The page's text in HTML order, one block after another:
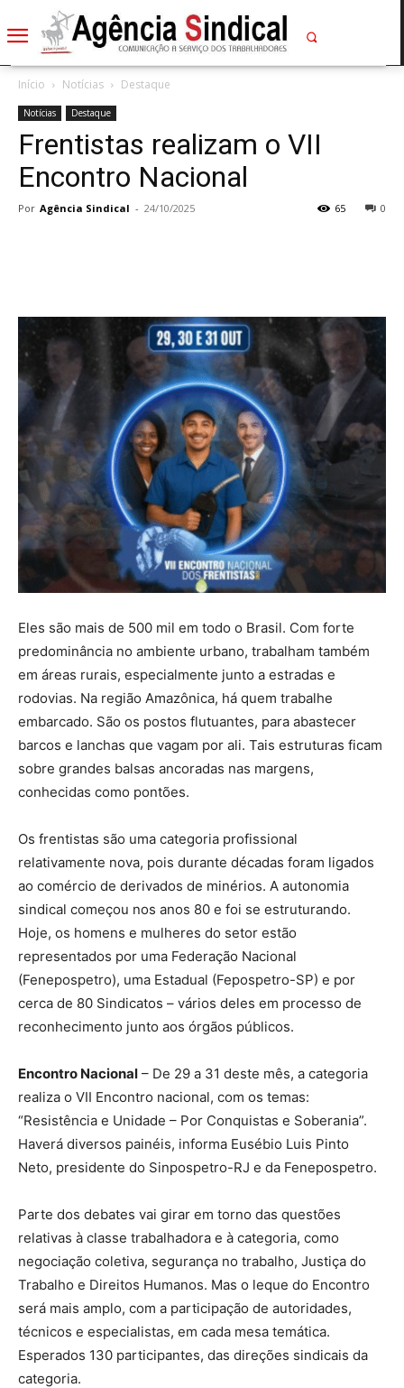
Início Notícias Destaque
Notícias Destaque
Frentistas realizam o VII
Encontro Nacional
Por Agência Sindical - 24/10/2025 0
65
Eles são mais de 500 mil em todo o Brasil. Com forte
predominância no ambiente urbano, trabalham também
em áreas rurais, especialmente junto a estradas e
rodovias. Na região Amazônica, há quem trabalhe
embarcado. São os postos flutuantes, para abastecer
barcos e lanchas que vagam por ali. Tais estruturas ficam
sobre grandes balsas ancoradas nas margens,
conhecidas como pontões.
Os frentistas são uma categoria profissional
relativamente nova, pois durante décadas foram ligados
ao comércio de derivados de minérios. A autonomia
sindical começou nos anos 80 e foi se estruturando.
Hoje, os homens e mulheres do setor estão
representados por uma Federação Nacional
(Fenepospetro), uma Estadual (Fepospetro-SP) e por
cerca de 80 Sindicatos – vários deles em processo de
reconhecimento junto aos órgãos públicos.
Encontro Nacional – De 29 a 31 deste mês, a categoria
realiza o VII Encontro nacional, com os temas:
“Resistência e Unidade – Por Conquistas e Soberania”.
Haverá diversos painéis, informa Eusébio Luis Pinto
Neto, presidente do Sinpospetro-RJ e da Fenepospetro.
Parte dos debates vai girar em torno das questões
relativas à classe trabalhadora e à categoria, como
negociação coletiva, segurança no trabalho, Justiça do
Trabalho e Direitos Humanos. Mas o leque do Encontro
será mais amplo, com a participação de autoridades,
técnicos e especialistas, em cada mesa temática.
Esperados 130 participantes, das direções sindicais da
categoria.